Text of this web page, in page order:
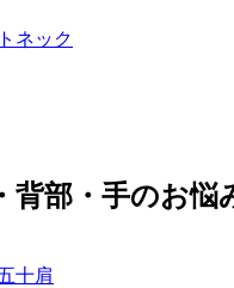
ネック
背部・手のお悩
十肩